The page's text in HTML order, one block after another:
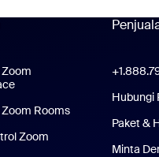
Aplikasi Zoom Workplace
RoomsAplikasi Zoom
Zoom
Hubungi
Paket &
Minta